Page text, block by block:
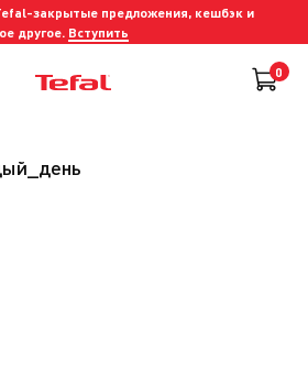
закрытые предложения, кешбэк и
другое. Вступить
0